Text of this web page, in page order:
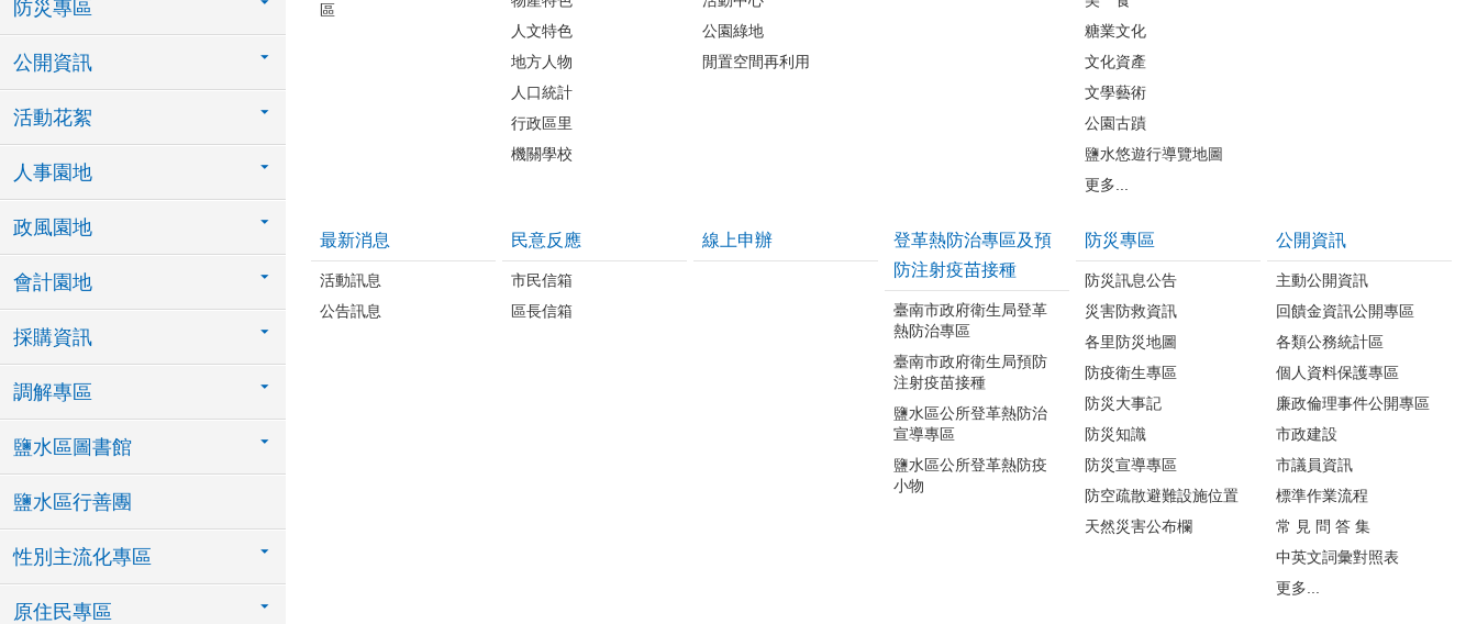
防災專區
公開資訊
活動花絮
人事園地
政風園地
會計園地
採購資訊
調解專區
鹽水區圖書館
鹽水區行善團
性別主流化專區
原住民專區
區
人文特色
地方人物
人口統計
行政區里
機關學校
公園綠地
閒置空間再利用
糖業文化
文化資產
文學藝術
公園古蹟
鹽水悠遊行導覽地圖
更多...
最新消息
活動訊息
公告訊息
民意反應
市民信箱
區長信箱
線上申辦
登革熱防治專區及預
防注射疫苗接種
臺南市政府衛生局登革
熱防治專區
臺南市政府衛生局預防
注射疫苗接種
鹽水區公所登革熱防治
宣導專區
鹽水區公所登革熱防疫
小物
防災專區
防災訊息公告
災害防救資訊
各里防災地圖
防疫衛生專區
防災大事記
防災知識
防災宣導專區
防空疏散避難設施位置
天然災害公布欄
公開資訊
主動公開資訊
回饋金資訊公開專區
各類公務統計區
個人資料保護專區
廉政倫理事件公開專區
市政建設
市議員資訊
標準作業流程
常 見 問 答 集
中英文詞彙對照表
更多...